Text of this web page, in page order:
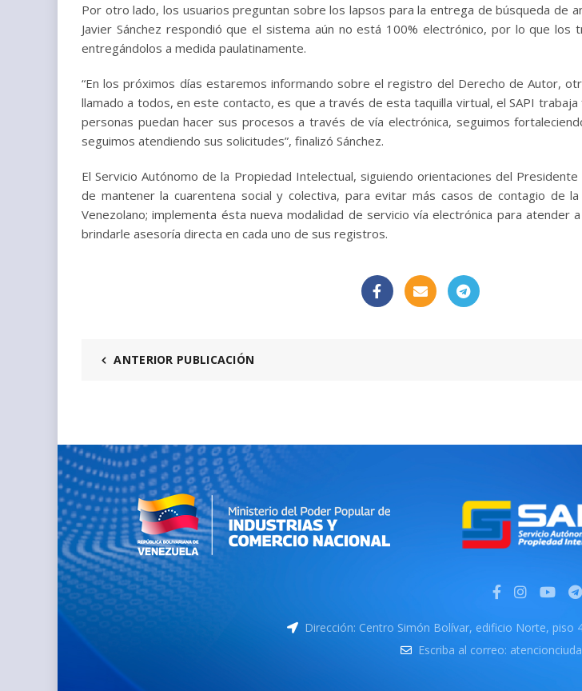
Por otro lado, los usuarios preguntan sobre los lapsos para la entrega de búsqueda de
Javier Sánchez respondió que el sistema aún no está 100% electrónico, por lo que los
entregándolos a medida paulatinamente.
“En los próximos días estaremos informando sobre el registro del Derecho de Autor,
llamado a todos, en este contacto, es que a través de esta taquilla virtual, el SAPI
personas puedan hacer sus procesos a través de vía electrónica, seguimos
seguimos atendiendo sus solicitudes”, finalizó Sánchez.
El Servicio Autónomo de la Propiedad Intelectual, siguiendo orientaciones del Presidente
de mantener la cuarentena social y colectiva, para evitar más casos de contagio de
Venezolano; implementa ésta nueva modalidad de servicio vía electrónica para atender
brindarle asesoría directa en cada uno de sus registros.
ANTERIOR PUBLICACIÓN
Dirección: Centro Simón Bolívar, edificio Norte, piso
Escriba al correo: